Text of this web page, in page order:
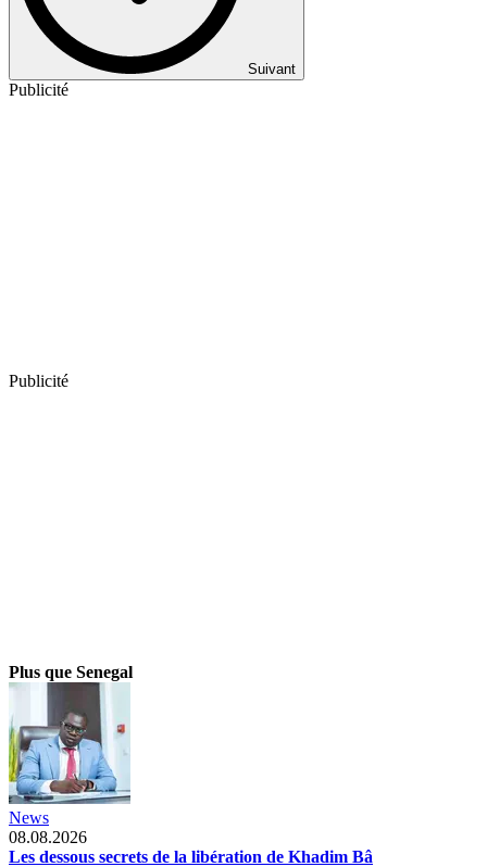
Suivant
Publicité
Publicité
Plus que Senegal
News
08.08.2026
Les dessous secrets de la libération de Khadim Bâ